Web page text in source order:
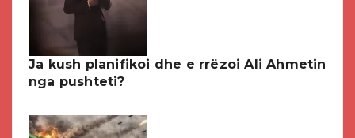
Ja kush planifikoi dhe e rrëzoi Ali Ahmetin
nga pushteti?